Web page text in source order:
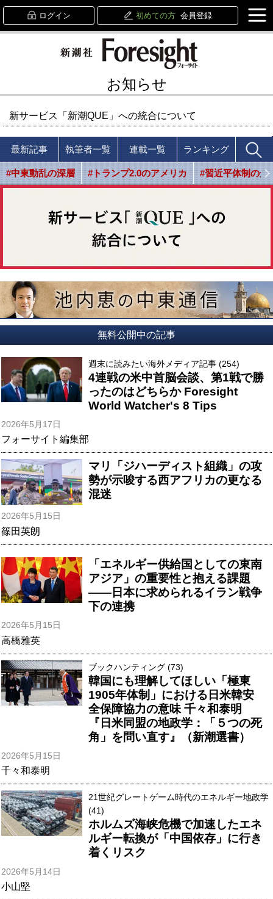
ログイン 初めての方 会員登録
お知らせ
新サービス「新潮QUE」への統合について
最新記事 執筆者一覧 連載一覧 ランキング
#中東動乱の深層 #トランプ2.0のアメリカ #習近平体制の光
無料公開中の記事
週末に読みたい海外メディア記事 (254)
4連戦の米中首脳会談、第1戦で勝
ったのはどちらか Foresight
World Watcher's 8 Tips
2026年5月17日
フォーサイト編集部
マリ「ジハーディスト組織」の攻
勢が示唆する西アフリカの更なる
混迷
2026年5月15日
篠田英朗
「エネルギー供給国としての東南
アジア」の重要性と抱える課題
――日本に求められるイラン戦争
下の連携
2026年5月15日
高橋雅英
ブックハンティング (73)
韓国にも理解してほしい「極東
1905年体制」における日米韓安
全保障協力の意味 千々和泰明
『日米同盟の地政学：「５つの死
角」を問い直す』（新潮選書）
2026年5月15日
千々和泰明
21世紀グレートゲーム時代のエネルギー地政学
(41)
ホルムズ海峡危機で加速したエネ
ルギー転換が「中国依存」に行き
着くリスク
2026年5月14日
小山堅